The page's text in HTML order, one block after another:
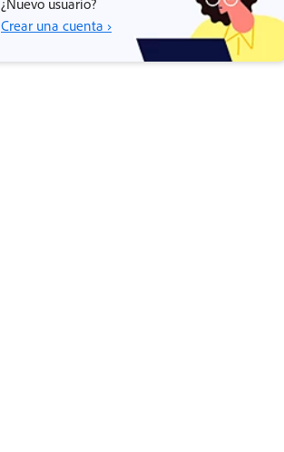
¿Nuevo usuario?
Crear una cuenta ›